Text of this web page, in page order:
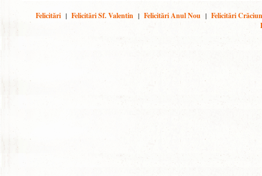
Felicitări | Felicitări Sf. Valentin | Felicitări Anul Nou | Felicitări